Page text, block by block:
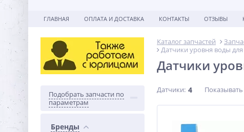
ГЛАВНАЯ ОПЛАТА И ДОСТАВКА КОНТАКТЫ ОТЗЫВЫ
Подобрать запчасти по
параметрам
Бренды
Каталог запчастей
Датчики уровня воды
Датчики
Датчики: 4